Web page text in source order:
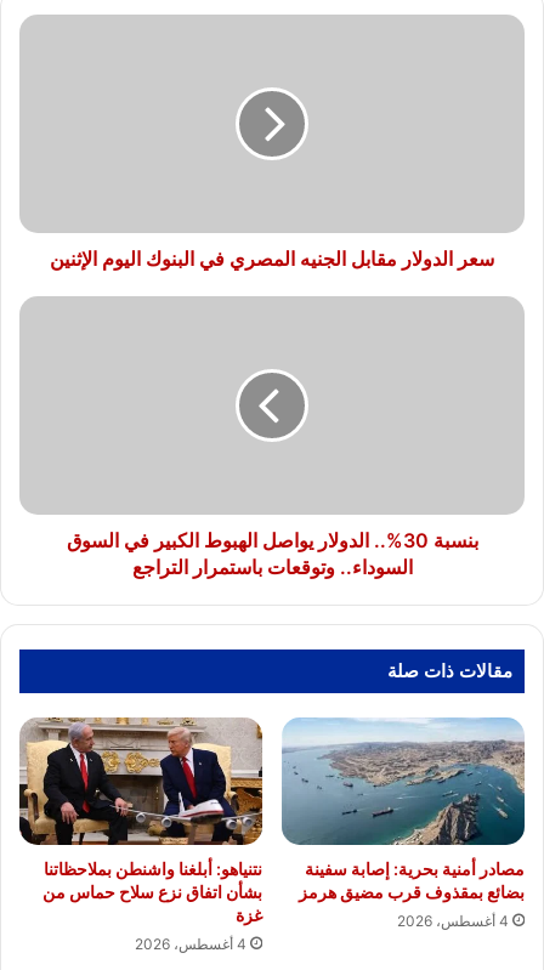
سعر
الإثنين
سعر الدولار مقابل الجنيه المصري في البنوك اليوم الإثنين
بنسبة
السوداء..
وتوقعات
بنسبة 30%.. الدولار يواصل الهبوط الكبير في السوق
السوداء.. وتوقعات باستمرار التراجع
مقالات ذات صلة
مصادر أمنية بحرية: إصابة سفينة
بضائع بمقذوف قرب مضيق هرمز
4 أغسطس، 2026
نتنياهو: أبلغنا واشنطن بملاحظاتنا
بشأن اتفاق نزع سلاح حماس من
غزة
4 أغسطس، 2026